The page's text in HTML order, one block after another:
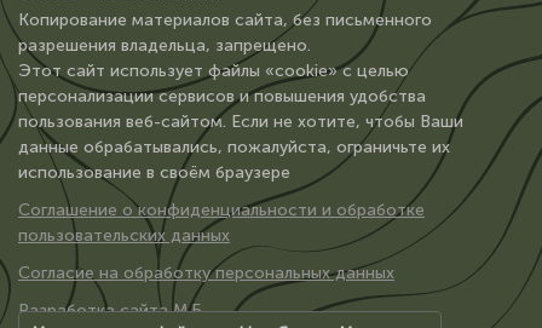
Копирование материалов сайта, без письменного
разрешения владельца, запрещено.
Этот сайт использует файлы «cookie» с целью
персонализации сервисов и повышения удобства
пользования веб-сайтом. Если не хотите, чтобы Ваши
данные обрабатывались, пожалуйста, ограничьте их
использование в своём браузере
Соглашение о конфиденциальности и обработке
пользовательских данных
Согласие на обработку персональных данных
Разработка сайта М.Б.